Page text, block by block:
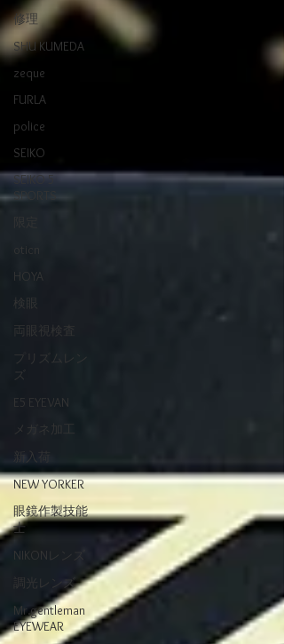
修理
SHU KUMEDA
zeque
FURLA
police
SEIKO
SEIKO 5
SPORTS
oticn
HOYA
検眼
両眼視検査
プリズムレン
ズ
E5 EYEVAN
メガネ加工
新入荷
NEW YORKER
眼鏡作製技能
士
NIKONレンズ
調光レンズ
Mr.gentleman
EYEWEAR